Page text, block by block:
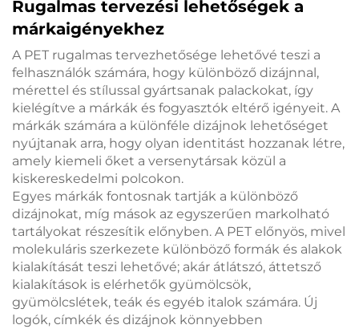
Rugalmas tervezési lehetőségek a
márkaigényekhez
A PET rugalmas tervezhetősége lehetővé teszi a
felhasználók számára, hogy különböző dizájnnal,
mérettel és stílussal gyártsanak palackokat, így
kielégítve a márkák és fogyasztók eltérő igényeit. A
márkák számára a különféle dizájnok lehetőséget
nyújtanak arra, hogy olyan identitást hozzanak létre,
amely kiemeli őket a versenytársak közül a
kiskereskedelmi polcokon.
Egyes márkák fontosnak tartják a különböző
dizájnokat, míg mások az egyszerűen markolható
tartályokat részesítik előnyben. A PET előnyös, mivel
molekuláris szerkezete különböző formák és alakok
kialakítását teszi lehetővé; akár átlátszó, áttetsző
kialakítások is elérhetők gyümölcsök,
gyümölcslétek, teák és egyéb italok számára. Új
logók, címkék és dizájnok könnyebben